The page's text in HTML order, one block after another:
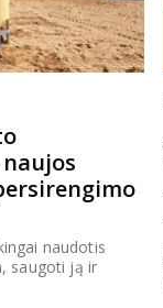
naudotis
saugoti ją ir